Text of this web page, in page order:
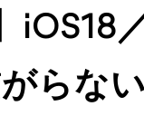
iOS18
らない